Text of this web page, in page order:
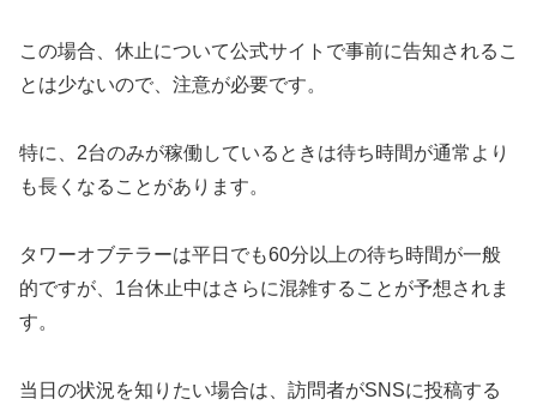
この場合、休止について公式サイトで事前に告知されるこ
とは少ないので、注意が必要です。
特に、2台のみが稼働しているときは待ち時間が通常より
も長くなることがあります。
タワーオブテラーは平日でも60分以上の待ち時間が一般
的ですが、1台休止中はさらに混雑することが予想されま
す。
当日の状況を知りたい場合は、訪問者がSNSに投稿する